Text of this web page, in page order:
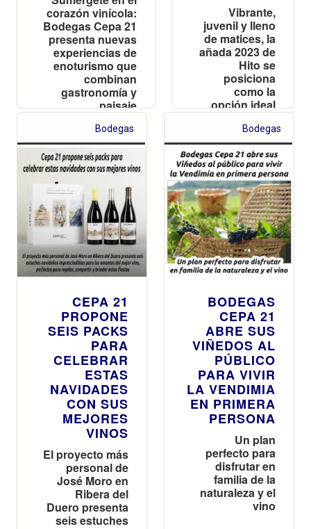
corazón vinícola:
Bodegas Cepa 21
presenta nuevas
experiencias de
enoturismo que
combinan
gastronomía y
paisaje
Vibrante,
juvenil y lleno
de matices, la
añada 2023 de
Hito se
posiciona
como la
opción ideal
para disfrutar
de la nueva
estación
Bodegas
CEPA 21
PROPONE
SEIS PACKS
PARA
CELEBRAR
ESTAS
NAVIDADES
CON SUS
MEJORES
VINOS
El proyecto más
personal de
José Moro en
Ribera del
Duero presenta
seis estuches
Bodegas
BODEGAS
CEPA 21
ABRE SUS
VIÑEDOS AL
PÚBLICO
PARA VIVIR
LA VENDIMIA
EN PRIMERA
PERSONA
Un plan
perfecto para
disfrutar en
familia de la
naturaleza y el
vino